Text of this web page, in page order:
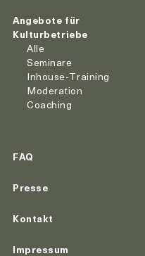
Angebote für
Kulturbetriebe
Alle
Seminare
Inhouse-Training
Moderation
Coaching
FAQ
Presse
Kontakt
Impressum